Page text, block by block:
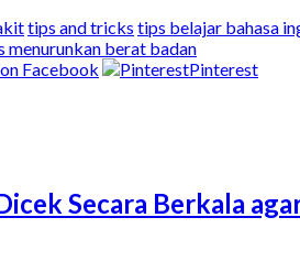
tips and tricks tips belajar bahasa
menurunkan berat badan
Facebook Pinterest
Secara Berkala